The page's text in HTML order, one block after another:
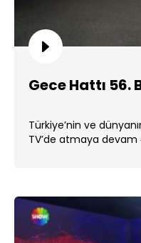
Gece Hattı 56.
Türkiye’nin ve
TV’de atmaya devam